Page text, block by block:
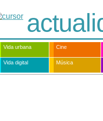
Vida urbana Cine
Vida digital Música